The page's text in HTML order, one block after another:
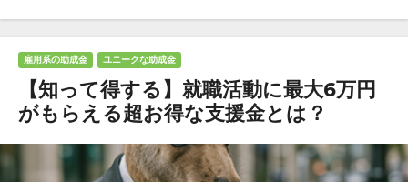
雇用系の助成金 ユニークな助成金
【知って得する】就職活動に最大6万円
がもらえる超お得な支援金とは？